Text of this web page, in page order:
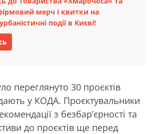
мерч і квитки на
події в Києві!
переглянуто 30 проєктів
у КОДА. Проєктувальники
з безбар’єрності та
до проєктів ще перед